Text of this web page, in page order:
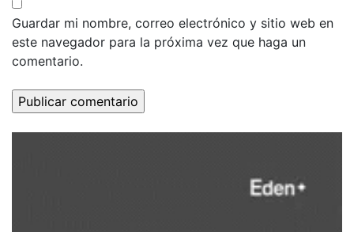
Guardar mi nombre, correo electrónico y sitio web en
este navegador para la próxima vez que haga un
comentario.